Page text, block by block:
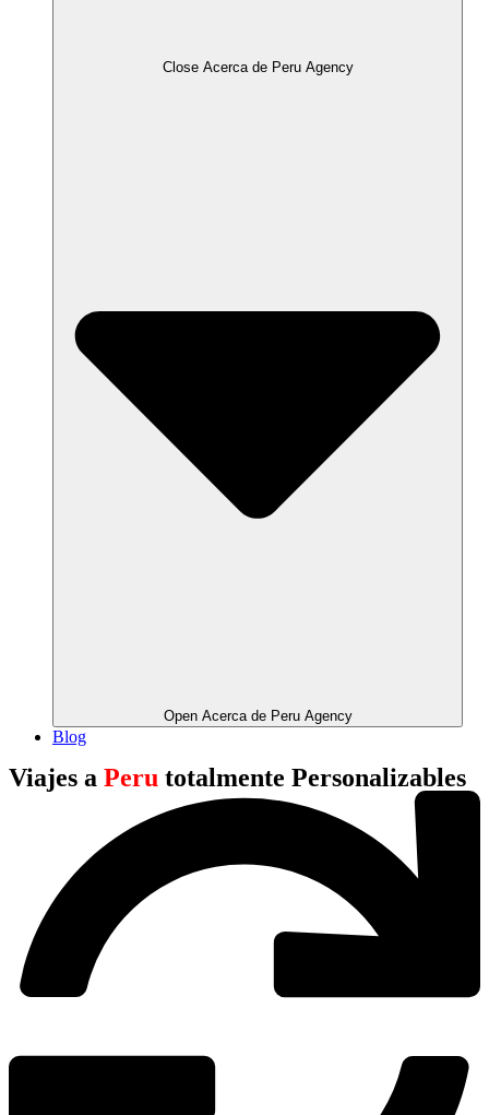
Close Acerca de Peru Agency
Open Acerca de Peru Agency
Blog
Viajes a Peru totalmente Personalizables